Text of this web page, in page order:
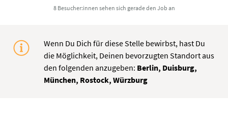
8 Besucher:innen sehen sich gerade den Job an
Wenn Du Dich für diese Stelle bewirbst, hast Du
die Möglichkeit, Deinen bevorzugten Standort aus
den folgenden anzugeben: Berlin, Duisburg,
München, Rostock, Würzburg